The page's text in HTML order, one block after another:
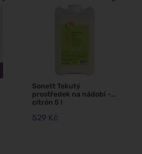
Sonett Tekutý
prostředek na nádobí -
citrón 5 l
529 Kč